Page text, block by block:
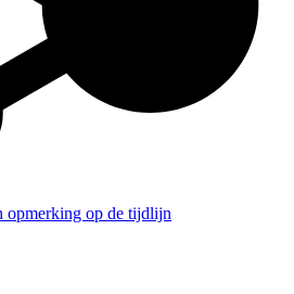
opmerking op de tijdlijn